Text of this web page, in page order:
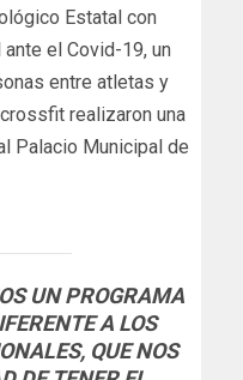
Estatal con
el Covid-19, un
entre atletas y
realizaron una
Palacio Municipal de
UN PROGRAMA
A LOS
QUE NOS